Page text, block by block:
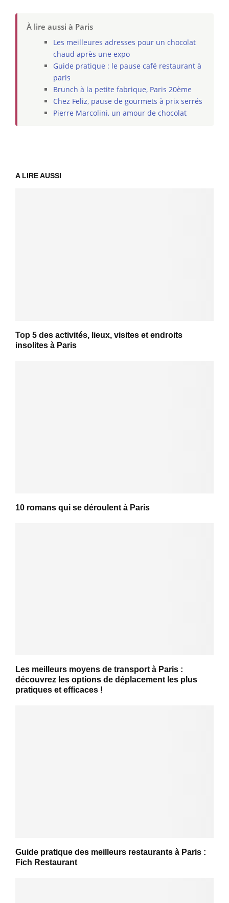
À lire aussi à Paris
Les meilleures adresses pour un chocolat
chaud après une expo
Guide pratique : le pause café restaurant à
paris
Brunch à la petite fabrique, Paris 20ème
Chez Feliz, pause de gourmets à prix serrés
Pierre Marcolini, un amour de chocolat
A LIRE AUSSI
Top 5 des activités, lieux, visites et endroits
insolites à Paris
10 romans qui se déroulent à Paris
Les meilleurs moyens de transport à Paris :
découvrez les options de déplacement les plus
pratiques et efficaces !
Guide pratique des meilleurs restaurants à Paris :
Fich Restaurant